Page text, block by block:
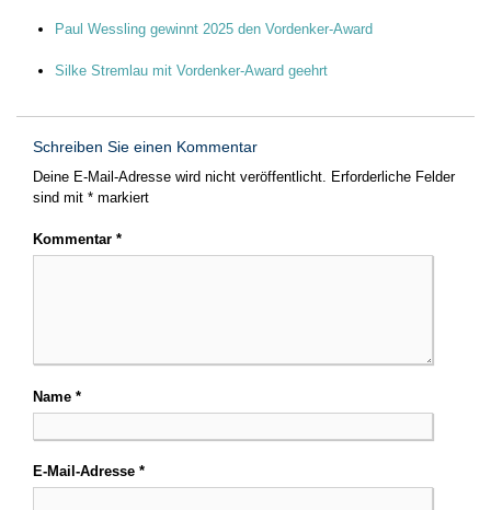
Paul Wessling gewinnt 2025 den Vordenker-Award
Silke Stremlau mit Vordenker-Award geehrt
Schreiben Sie einen Kommentar
Deine E-Mail-Adresse wird nicht veröffentlicht.
Erforderliche Felder
sind mit * markiert
Kommentar *
Name *
E-Mail-Adresse *